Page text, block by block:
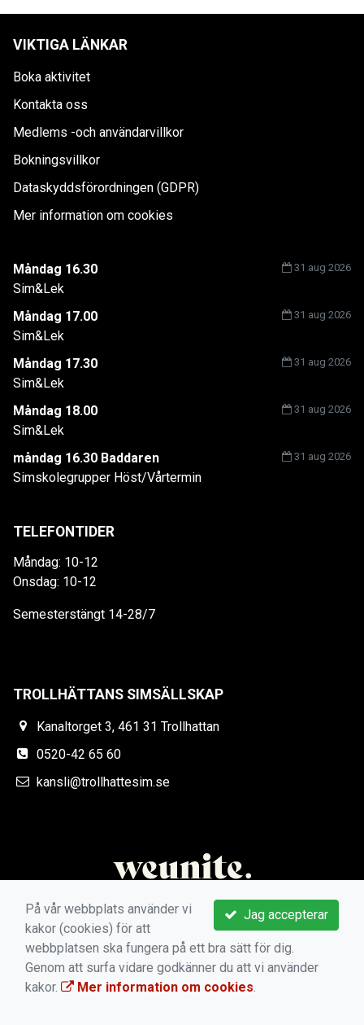
VIKTIGA LÄNKAR
Boka aktivitet
Kontakta oss
Medlems -och användarvillkor
Bokningsvillkor
Dataskyddsförordningen (GDPR)
Mer information om cookies
Måndag 16.30 31 aug 2026
Sim&Lek
Måndag 17.00
31 aug 2026
Sim&Lek
Måndag 17.30
31 aug 2026
Sim&Lek
Måndag 18.00
31 aug 2026
Sim&Lek
måndag 16.30 Baddaren
31 aug 2026
Simskolegrupper Höst/Vårtermin
TELEFONTIDER
Måndag: 10-12
Onsdag: 10-12
Semesterstängt 14-28/7
TROLLHÄTTANS SIMSÄLLSKAP
Kanaltorget 3, 461 31 Trollhattan
0520-42 65 60
kansli@trollhattesim.se
Jag accepterar
På vår webbplats använder vi
kakor (cookies) för att
webbplatsen ska fungera på ett bra sätt för dig.
Genom att surfa vidare godkänner du att vi använder
kakor.
Mer information om cookies.